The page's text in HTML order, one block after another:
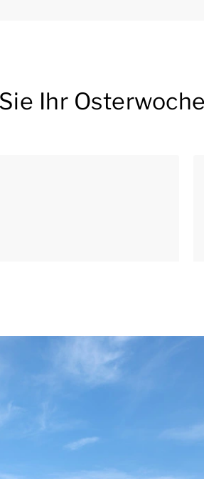
Ihr